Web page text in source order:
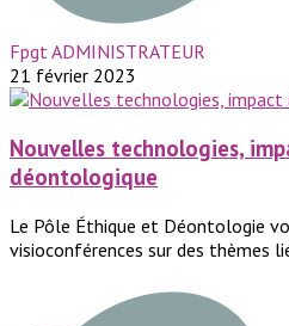
Fpgt ADMINISTRATEUR
21 février 2023
Nouvelles technologies,
déontologique
Le Pôle Éthique et Déontologie
visioconférences sur des thèmes